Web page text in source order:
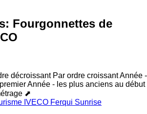
Fourgonnettes de
décroissant Par ordre croissantAnnée -
Année - les plus anciens au début
⬈